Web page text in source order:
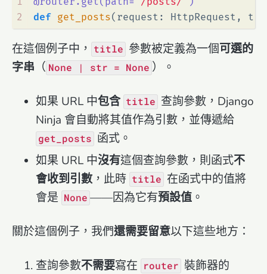
2
def get_posts( request: HttpRequest,
在這個例子中， title 參數被定義為一個可選的
字串 （ None | str = None ）。
如果 URL 中包含 title 查詢參數，Django
Ninja 會自動將其值作為引數，並傳遞給
get_posts 函式。
如果 URL 中沒有這個查詢參數，則函式不
會收到引數，此時 title 在函式中的值將
會是 None ——因為它有預設值 。
關於這個例子，我們還需要留意以下這些地方：
查詢參數不需要寫在 router 裝飾器的